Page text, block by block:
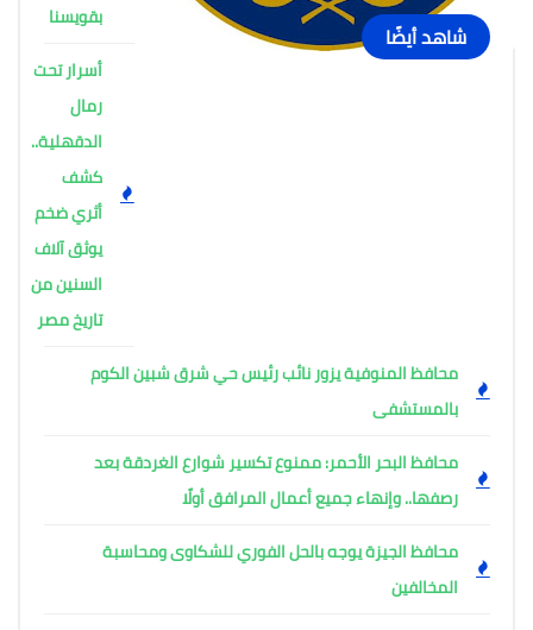
شاهد أيضًا
بقويسنا
أسرار تحت
رمال
الدقهلية..
كشف
أثري ضخم
يوثق آلاف
السنين من
تاريخ مصر
محافظ المنوفية يزور نائب رئيس حي شرق شبين الكوم
بالمستشفى
محافظ البحر الأحمر: ممنوع تكسير شوارع الغردقة بعد
رصفها.. وإنهاء جميع أعمال المرافق أولًا
محافظ الجيزة يوجه بالحل الفوري للشكاوى ومحاسبة
المخالفين